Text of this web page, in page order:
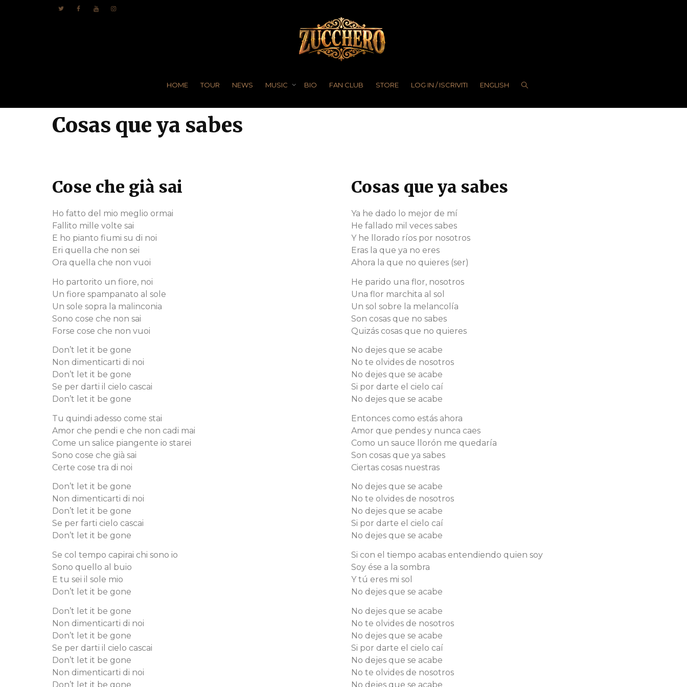
HOME TOUR NEWS MUSIC BIO FAN CLUB STORE LOG IN / ISCRIVITI ENGLISH
Cosas que ya sabes
Cose che già sai
Ho fatto del mio meglio ormai
Fallito mille volte sai
E ho pianto fiumi su di noi
Eri quella che non sei
Ora quella che non vuoi
Ho partorito un fiore, noi
Un fiore spampanato al sole
Un sole sopra la malinconia
Sono cose che non sai
Forse cose che non vuoi
Don’t let it be gone
Non dimenticarti di noi
Don’t let it be gone
Se per darti il cielo cascai
Don’t let it be gone
Tu quindi adesso come stai
Amor che pendi e che non cadi mai
Come un salice piangente io starei
Sono cose che già sai
Certe cose tra di noi
Don’t let it be gone
Non dimenticarti di noi
Don’t let it be gone
Se per farti cielo cascai
Don’t let it be gone
Se col tempo capirai chi sono io
Sono quello al buio
E tu sei il sole mio
Don’t let it be gone
Don’t let it be gone
Non dimenticarti di noi
Don’t let it be gone
Se per darti il cielo cascai
Don’t let it be gone
Non dimenticarti di noi
Don’t let it be gone
Cosas que ya sabes
Ya he dado lo mejor de mí
He fallado mil veces sabes
Y he llorado ríos por nosotros
Eras la que ya no eres
Ahora la que no quieres (ser)
He parido una flor, nosotros
Una flor marchita al sol
Un sol sobre la melancolía
Son cosas que no sabes
Quizás cosas que no quieres
No dejes que se acabe
No te olvides de nosotros
No dejes que se acabe
Si por darte el cielo caí
No dejes que se acabe
Entonces como estás ahora
Amor que pendes y nunca caes
Como un sauce llorón me quedaría
Son cosas que ya sabes
Ciertas cosas nuestras
No dejes que se acabe
No te olvides de nosotros
No dejes que se acabe
Si por darte el cielo caí
No dejes que se acabe
Si con el tiempo acabas entendiendo quien soy
Soy ése a la sombra
Y tú eres mi sol
No dejes que se acabe
No dejes que se acabe
No te olvides de nosotros
No dejes que se acabe
Si por darte el cielo caí
No dejes que se acabe
No te olvides de nosotros
No dejes que se acabe